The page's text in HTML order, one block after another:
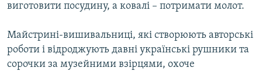
виготовити посудину, а ковалі – потримати молот.
Майстрині-вишивальниці, які створюють авторські
роботи і відроджують давні українські рушники та
сорочки за музейними взірцями, охоче